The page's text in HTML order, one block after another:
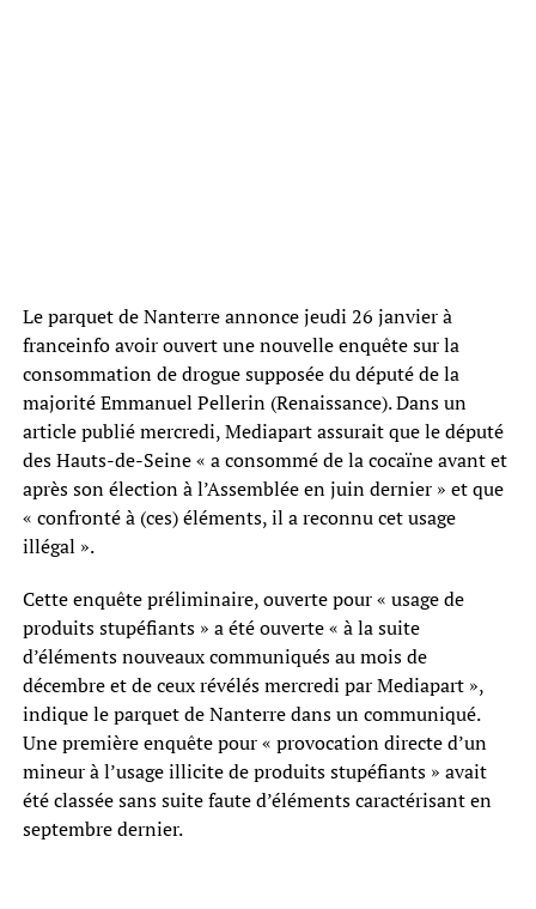
Le parquet de Nanterre annonce jeudi 26 janvier à
franceinfo avoir ouvert une nouvelle enquête sur la
consommation de drogue supposée du député de la
majorité Emmanuel Pellerin (Renaissance). Dans un
article publié mercredi, Mediapart assurait que le député
des Hauts-de-Seine « a consommé de la cocaïne avant et
après son élection à l’Assemblée en juin dernier » et que
« confronté à (ces) éléments, il a reconnu cet usage
illégal ».
Cette enquête préliminaire, ouverte pour « usage de
produits stupéfiants » a été ouverte « à la suite
d’éléments nouveaux communiqués au mois de
décembre et de ceux révélés mercredi par Mediapart »,
indique le parquet de Nanterre dans un communiqué.
Une première enquête pour « provocation directe d’un
mineur à l’usage illicite de produits stupéfiants » avait
été classée sans suite faute d’éléments caractérisant en
septembre dernier.